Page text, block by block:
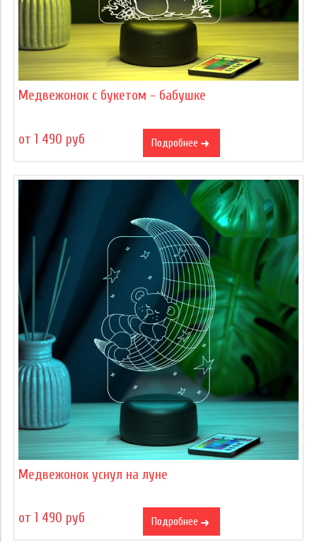
Медвежонок с букетом - бабушке
от 1 490 руб Подробнее
Медвежонок уснул на луне
от 1 490 руб Подробнее